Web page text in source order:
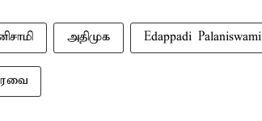
அதிமுக Edappadi Palaniswami